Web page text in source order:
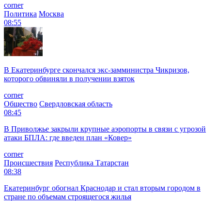
corner
Политика Москва
08:55
В Екатеринбурге скончался экс-замминистра Чикризов,
которого обвиняли в получении взяток
corner
Общество Свердловская область
08:45
В Приволжье закрыли крупные аэропорты в связи с угрозой
атаки БПЛА: где введен план «Ковер»
corner
Происшествия Республика Татарстан
08:38
Екатеринбург обогнал Краснодар и стал вторым городом в
стране по объемам строящегося жилья